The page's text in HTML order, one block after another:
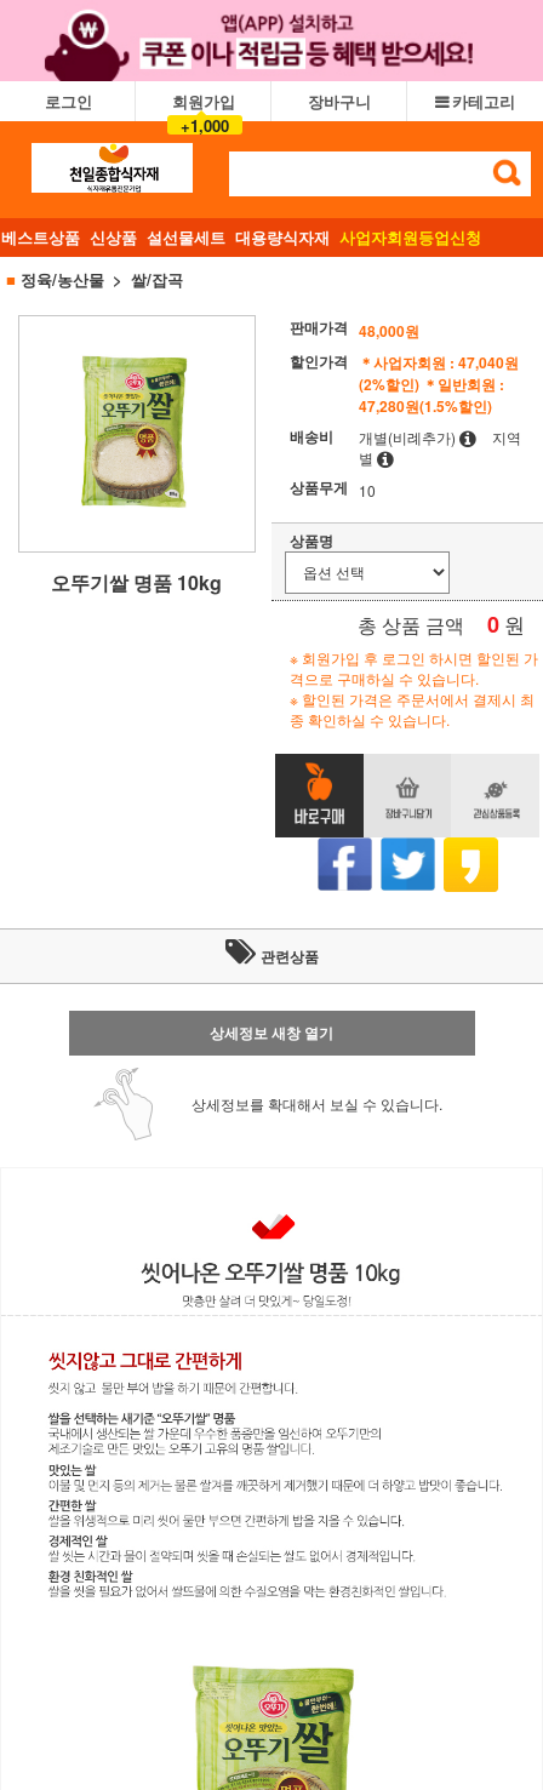
로그인
회원가입
+1,000
장바구니 카테고리
베스트상품 신상품 설선물세트 대용량식자재 사업자회원등업신청
■ 정육/농산물 쌀/잡곡
오뚜기쌀 명품 10kg
판매가격 48,000원
할인가격
＊사업자회원 : 47,040원
(2%할인) ＊일반회원 :
47,280원(1.5%할인)
배송비
개별(비례추가)
지역
별
상품무게 10
상품명
총 상품 금액 0 원
※ 회원가입 후 로그인 하시면 할인된 가
격으로 구매하실 수 있습니다.
※ 할인된 가격은 주문서에서 결제시 최
종 확인하실 수 있습니다.
관련상품
상세정보 새창 열기
상세정보를 확대해서 보실 수 있습니다.